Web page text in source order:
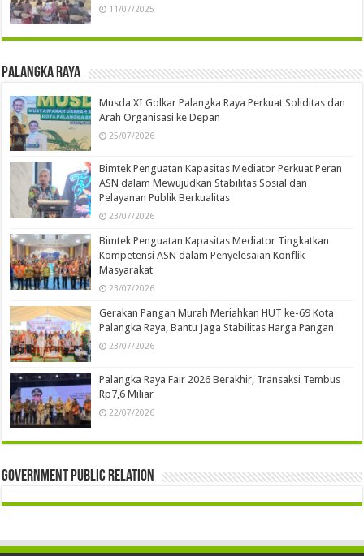
11/07/2025
Palangka Raya
Musda XI Golkar Palangka Raya Perkuat Soliditas dan
Arah Organisasi ke Depan
25/07/2026
Bimtek Penguatan Kapasitas Mediator Perkuat Peran
ASN dalam Mewujudkan Stabilitas Sosial dan
Pelayanan Publik Berkualitas
23/07/2026
Bimtek Penguatan Kapasitas Mediator Tingkatkan
Kompetensi ASN dalam Penyelesaian Konflik
Masyarakat
23/07/2026
Gerakan Pangan Murah Meriahkan HUT ke-69 Kota
Palangka Raya, Bantu Jaga Stabilitas Harga Pangan
23/07/2026
Palangka Raya Fair 2026 Berakhir, Transaksi Tembus
Rp7,6 Miliar
22/07/2026
Government Public Relation